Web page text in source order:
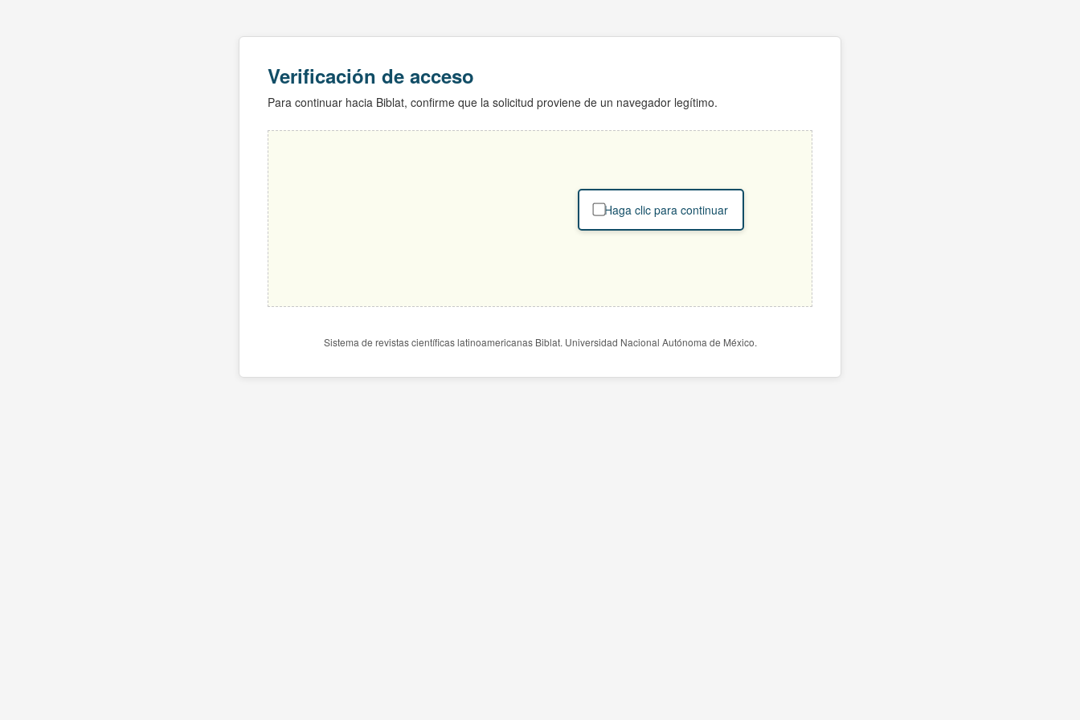
Verificación de acceso
Para continuar hacia Biblat, confirme que la solicitud proviene de un navegador legítimo.
Haga clic para continuar
Sistema de revistas científicas latinoamericanas Biblat. Universidad Nacional Autónoma de México.